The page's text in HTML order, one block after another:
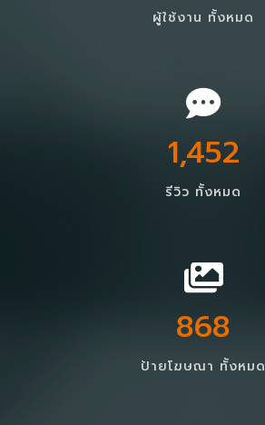
ผู้ใช้งาน ทั้งหมด
1,452
รีวิว ทั้งหมด
868
ป้ายโฆษณา ทั้งหมด